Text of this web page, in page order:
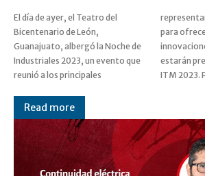
El día de ayer, el Teatro del
Bicentenario de León,
Guanajuato, albergó la Noche de
Industriales 2023, un evento que
reunió a los principales
representantes de la industria
para ofrecer un adelanto de las
innovaciones tecnológicas que se
estarán presentando durante el
Read more